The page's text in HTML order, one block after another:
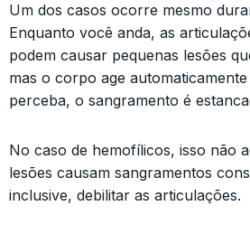
Um dos casos ocorre mesmo
Enquanto você anda, as
podem causar pequenas lesões
mas o corpo age
perceba, o sangramento é
No caso de hemofílicos, isso não
lesões causam sangramentos
inclusive, debilitar as articulações.